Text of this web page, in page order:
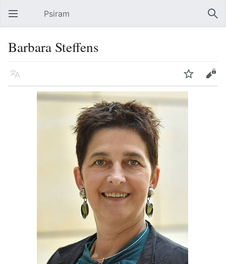
Hauptmenü öffnen Psiram
Barbara Steffens
Sprache Beobachten Bearbeiten